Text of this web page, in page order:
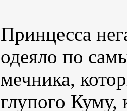
Принцесса
одеяло по
мечника,
глупого Куму,